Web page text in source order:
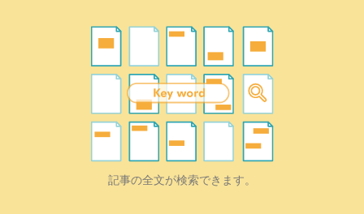
記事の全文が検索できます。